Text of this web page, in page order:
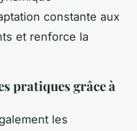
constante aux
et renforce la
pratiques grâce à
les